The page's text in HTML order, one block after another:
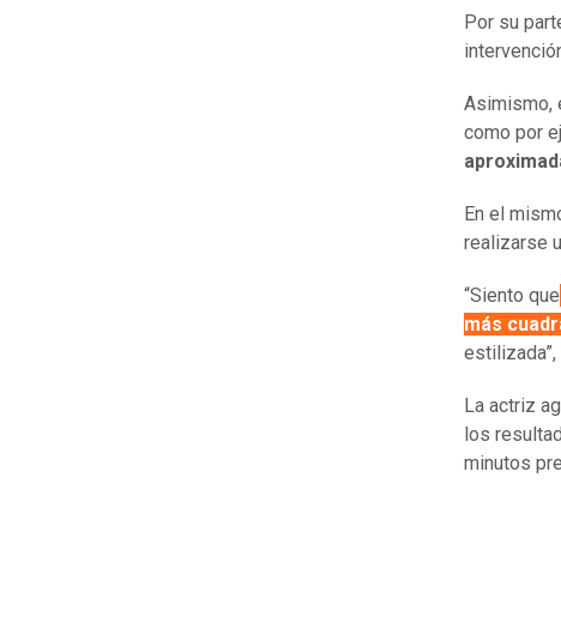
Por su
Asimismo,
como por
En el
realizarse
“Siento que
más
La actriz
los
minutos